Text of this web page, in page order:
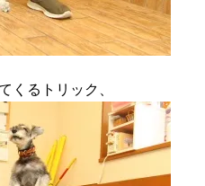
くるトリック、